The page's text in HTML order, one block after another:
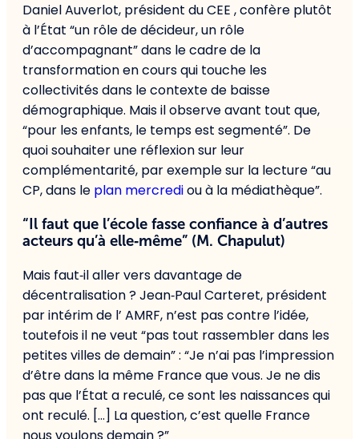
Daniel Auverlot, président du CEE , confère plutôt
à l’État “un rôle de décideur, un rôle
d’accompagnant” dans le cadre de la
transformation en cours qui touche les
collectivités dans le contexte de baisse
démographique. Mais il observe avant tout que,
“pour les enfants, le temps est segmenté”. De
quoi souhaiter une réflexion sur leur
complémentarité, par exemple sur la lecture “au
CP, dans le plan mercrediou à la médiathèque”.
“Il faut que l’école fasse confiance à d’autres
acteurs qu’à elle‑même” (M. Chapulut)
Mais faut‑il aller vers davantage de
décentralisation ? Jean‑Paul Carteret, président
par intérim de l’ AMRF, n’est pas contre l’idée,
toutefois il ne veut “pas tout rassembler dans les
petites villes de demain” : “Je n’ai pas l’impression
d’être dans la même France que vous. Je ne dis
pas que l’État a reculé, ce sont les naissances qui
ont reculé. […] La question, c’est quelle France
nous voulons demain ?”